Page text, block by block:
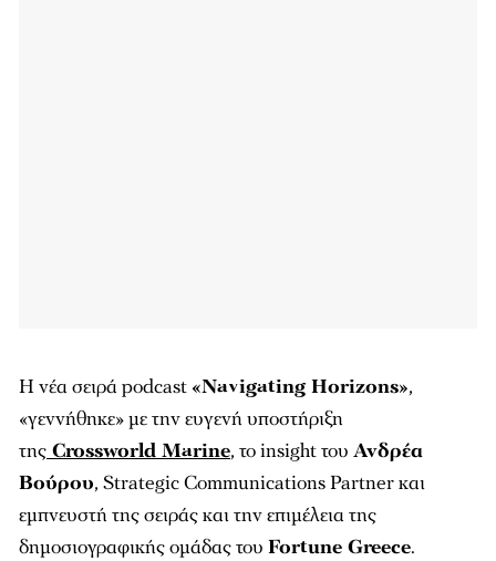
Η νέα σειρά podcast «Navigating Ηοrizons»,
«γεννήθηκε» με την ευγενή υποστήριξη
της Crossworld Marine, το insight του Ανδρέα
Βούρου, Strategic Communications Partner και
εμπνευστή της σειράς και την επιμέλεια της
δημοσιογραφικής ομάδας του Fortune Greece.